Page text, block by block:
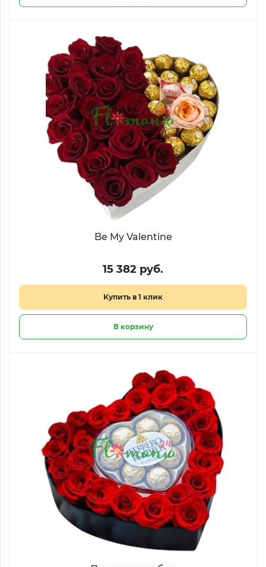
Be My Valentine
15 382 руб.
Купить в 1 клик
В корзину